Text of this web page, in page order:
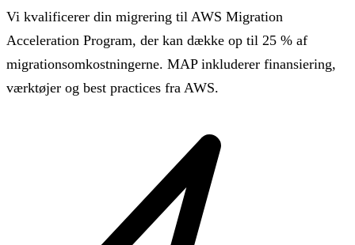
Vi kvalificerer din migrering til AWS Migration
Acceleration Program, der kan dække op til 25 % af
migrationsomkostningerne. MAP inkluderer finansiering,
værktøjer og best practices fra AWS.